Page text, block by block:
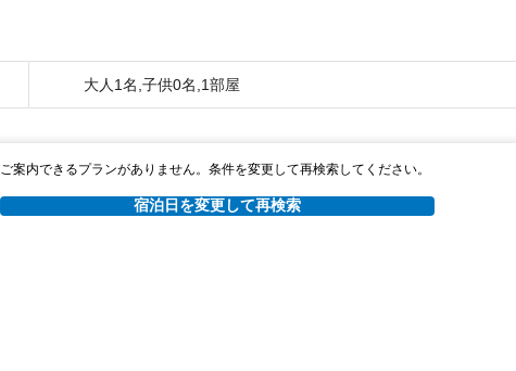
大人1名,子供0名,1部屋
ご案内できるプランがありません。条件を変更して再検索してください。
宿泊日を変更して再検索